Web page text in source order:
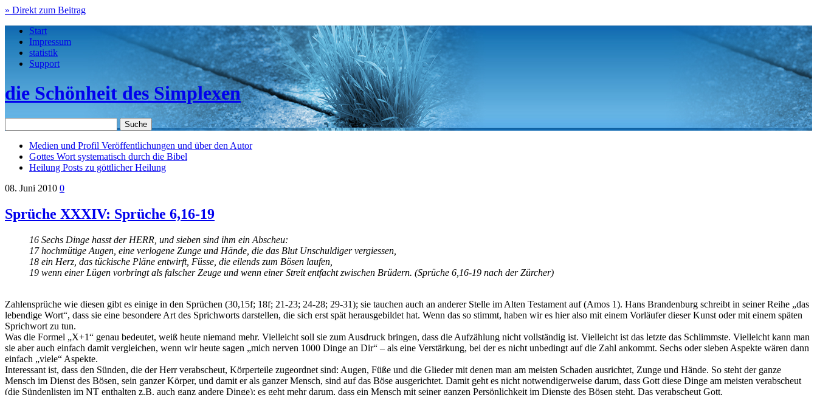
» Direkt zum Beitrag
Start
Impressum
statistik
Support
die Schönheit des Simplexen
Medien und Profil Veröffentlichungen und über den Autor
Gottes Wort systematisch durch die Bibel
Heilung Posts zu göttlicher Heilung
08. Juni 2010 0
Sprüche XXXIV: Sprüche 6,16-19
16 Sechs Dinge hasst der HERR, und sieben sind ihm ein Abscheu:
17 hochmütige Augen, eine verlogene Zunge und Hände, die das Blut Unschuldiger vergiessen,
18 ein Herz, das tückische Pläne entwirft, Füsse, die eilends zum Bösen laufen,
19 wenn einer Lügen vorbringt als falscher Zeuge und wenn einer Streit entfacht zwischen Brüdern. (Sprüche 6,16-19 nach der Zürcher)
Zahlensprüche wie diesen gibt es einige in den Sprüchen (30,15f; 18f; 21-23; 24-28; 29-31); sie tauchen auch an anderer Stelle im Alten Testament auf (Amos 1). Hans Brandenburg schreibt in seiner Reihe „das
lebendige Wort“, dass sie eine besondere Art des Sprichworts darstellen, die sich erst spät herausgebildet hat. Wenn das so stimmt, haben wir es hier also mit einem Vorläufer dieser Kunst oder mit einem späten
Sprichwort zu tun.
Was die Formel „X+1“ genau bedeutet, weiß heute niemand mehr. Vielleicht soll sie zum Ausdruck bringen, dass die Aufzählung nicht vollständig ist. Vielleicht ist das letzte das Schlimmste. Vielleicht kann man
sie aber auch einfach damit vergleichen, wenn wir heute sagen „mich nerven 1000 Dinge an Dir“ – als eine Verstärkung, bei der es nicht unbedingt auf die Zahl ankommt. Sechs oder sieben Aspekte wären dann
einfach „viele“ Aspekte.
Interessant ist, dass den Sünden, die der Herr verabscheut, Körperteile zugeordnet sind: Augen, Füße und die Glieder mit denen man am meisten Schaden ausrichtet, Zunge und Hände. So steht der ganze
Mensch im Dienst des Bösen, sein ganzer Körper, und damit er als ganzer Mensch, sind auf das Böse ausgerichtet. Damit geht es nicht notwendigerweise darum, dass Gott diese Dinge am meisten verabscheut
(die Sündenlisten im NT enthalten z.B. auch ganz andere Dinge); es geht mehr darum, dass ein Mensch mit seiner ganzen Persönlichkeit im Dienste des Bösen steht. Das verabscheut Gott.